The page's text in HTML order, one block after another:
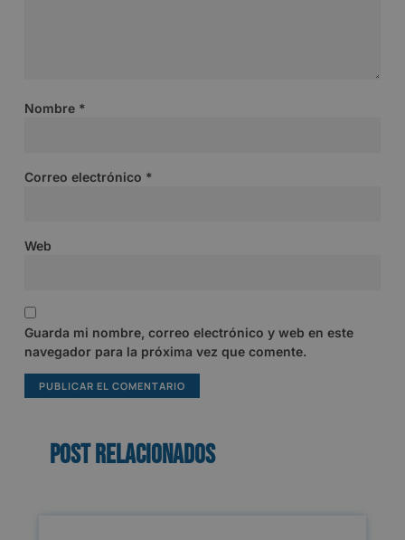
Nombre *
Correo electrónico *
Web
Guarda mi nombre, correo electrónico y web en este
navegador para la próxima vez que comente.
Post relacionados